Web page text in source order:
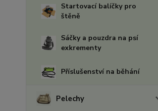
Startovací balíčky pro
štěně
Sáčky a pouzdra na psí
exkrementy
Příslušenství na běhání
Pelechy